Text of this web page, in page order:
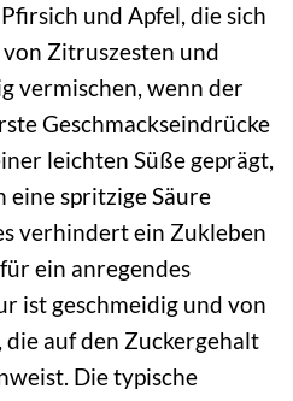
und Apfel, die sich
Zitruszesten und
vermischen, wenn der
Geschmackseindrücke
leichten Süße geprägt,
spritzige Säure
verhindert ein Zukleben
ein anregendes
ist geschmeidig und von
auf den Zuckergehalt
Die typische